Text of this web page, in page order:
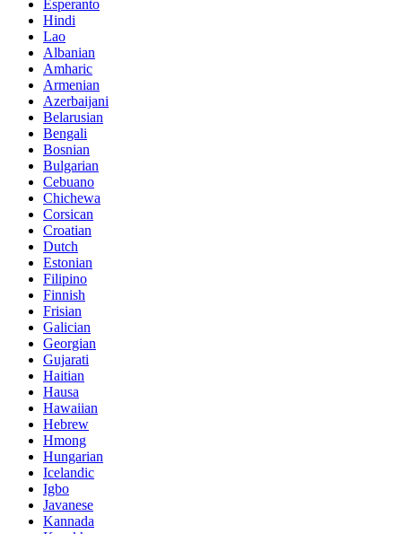
Esperanto
Hindi
Lao
Albanian
Amharic
Armenian
Azerbaijani
Belarusian
Bengali
Bosnian
Bulgarian
Cebuano
Chichewa
Corsican
Croatian
Dutch
Estonian
Filipino
Finnish
Frisian
Galician
Georgian
Gujarati
Haitian
Hausa
Hawaiian
Hebrew
Hmong
Hungarian
Icelandic
Igbo
Javanese
Kannada